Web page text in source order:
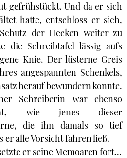
gefrühstückt. Und da er sich
hatte, entschloss er sich,
der Hecken weiter zu
die Schreibtafel lässig aufs
Knie. Der lüsterne Greis
angespannten Schenkels,
herauf bewundern konnte.
Schreiberin war ebenso
wie jenes dieser
die ihn damals so tief
er alle Vorsicht fahren ließ.
er seine Memoaren fort...